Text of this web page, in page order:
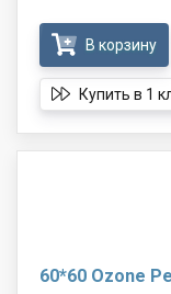
В корзину
Купить в 1
60*60 Ozone